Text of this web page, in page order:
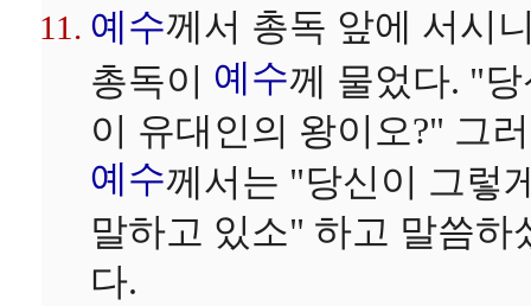
예수께서 총독 앞에 서시
총독이 예수께 물었다. "당
이 유대인의 왕이오?" 그
예수께서는 "당신이 그렇
말하고 있소" 하고 말씀하
다.